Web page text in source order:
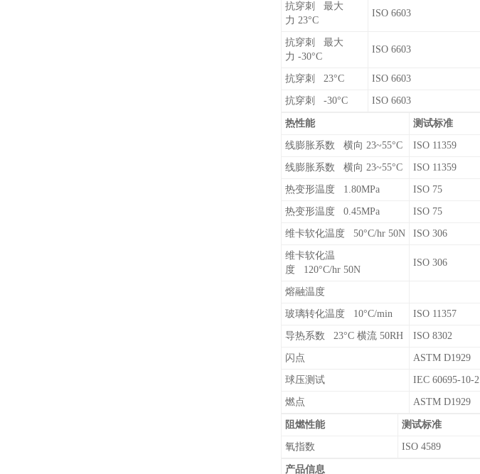
抗穿刺 最大
力 23°C
ISO 6603
抗穿刺 最大
力 -30°C
ISO 6603
抗穿刺 23°C ISO 6603
抗穿刺 -30°C ISO 6603
热性能 测试标准
线膨胀系数 横向 23~55°C ISO 11359
线膨胀系数 横向 23~55°C ISO 11359
热变形温度 1.80MPa ISO 75
热变形温度 0.45MPa ISO 75
维卡软化温度 50°C/hr 50N ISO 306
维卡软化温
度 120°C/hr 50N
ISO 306
熔融温度
玻璃转化温度 10°C/min ISO 11357
导热系数 23°C 横流 50RH ISO 8302
闪点 ASTM D1929
球压测试 IEC 60695-10-2
燃点 ASTM D1929
阻燃性能 测试标准
氧指数 ISO 4589
产品信息